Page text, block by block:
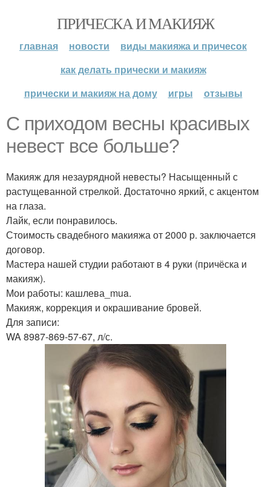
ПРИЧЕСКА И МАКИЯЖ
главная новости
виды макияжа и причесок
как делать прически и макияж
прически и макияж на дому
игры отзывы
С приходом весны красивых
невест все больше?
Макияж для незаурядной невесты? Насыщенный с
растущеванной стрелкой. Достаточно яркий, с акцентом
на глаза.
Лайк, если понравилось.
Стоимость свадебного макияжа от 2000 р. заключается
договор.
Мастера нашей студии работают в 4 руки (причёска и
макияж).
Мои работы: кашлева_mua.
Макияж, коррекция и окрашивание бровей.
Для записи:
WA 8987-869-57-67, л/с.